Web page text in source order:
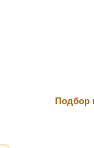
Подбор